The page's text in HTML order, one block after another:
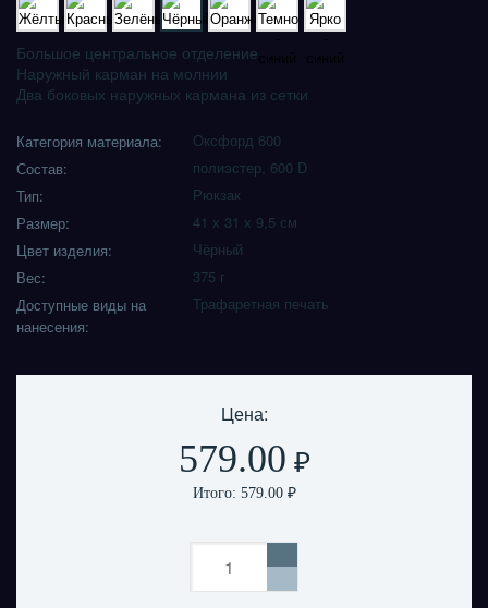
Большое центральное отделение
Наружный карман на молнии
Два боковых наружных кармана из сетки
Категория материала:
Оксфорд 600
Состав:
полиэстер, 600 D
Тип:
Рюкзак
Размер:
41 х 31 х 9,5 см
Цвет изделия:
Чёрный
Вес:
375 г
Доступные виды на
нанесения:
Трафаретная печать
Цена:
579.00 ₽
Итого: 579.00₽